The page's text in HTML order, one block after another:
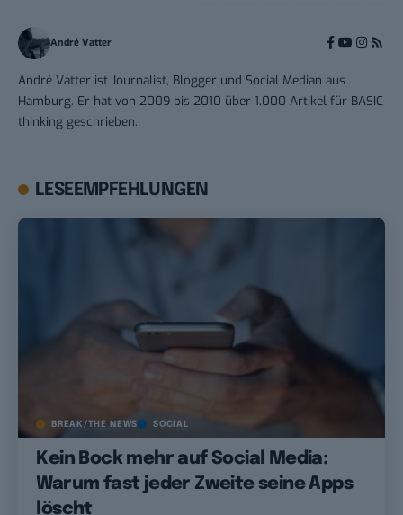
André Vatter
André Vatter ist Journalist, Blogger und Social Median aus
Hamburg. Er hat von 2009 bis 2010 über 1.000 Artikel für BASIC
thinking geschrieben.
LESEEMPFEHLUNGEN
BREAK/THE NEWS SOCIAL
Kein Bock mehr auf Social Media:
Warum fast jeder Zweite seine Apps
löscht